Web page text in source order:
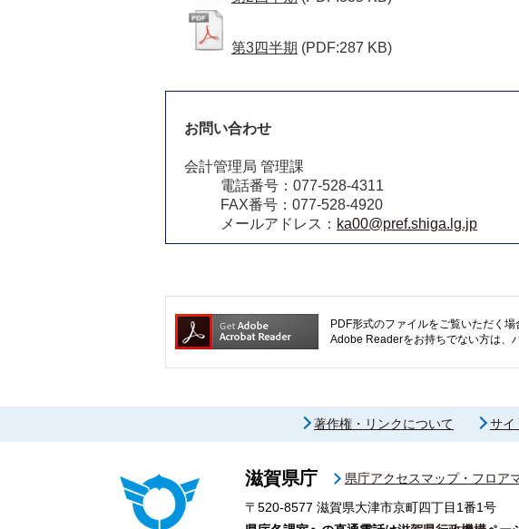
第3四半期 (PDF:287 KB)
お問い合わせ
会計管理局 管理課
電話番号：077-528-4311
FAX番号：077-528-4920
メールアドレス： ka00@pref.shiga.lg.jp
PDF形式のファイルをご覧いただく
Adobe Readerをお持ちでない方は、
著作権・リンクについて サイ
滋賀県庁
県庁アクセスマップ・フロア
〒520-8577 滋賀県大津市京町四丁目1番1号